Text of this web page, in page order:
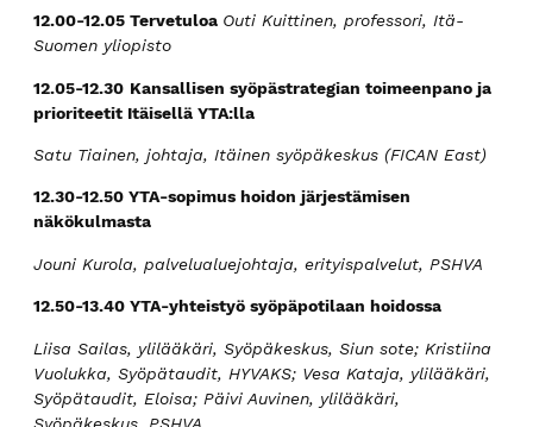
12.00-12.05 Tervetuloa Outi Kuittinen, professori, Itä-
Suomen yliopisto
12.05-12.30 Kansallisen syöpästrategian toimeenpano ja
prioriteetit Itäisellä YTA:lla
Satu Tiainen, johtaja, Itäinen syöpäkeskus (FICAN East)
12.30-12.50 YTA-sopimus hoidon järjestämisen
näkökulmasta
Jouni Kurola, palvelualuejohtaja, erityispalvelut, PSHVA
12.50-13.40 YTA-yhteistyö syöpäpotilaan hoidossa
Liisa Sailas, ylilääkäri, Syöpäkeskus, Siun sote; Kristiina
Vuolukka, Syöpätaudit, HYVAKS; Vesa Kataja, ylilääkäri,
Syöpätaudit, Eloisa; Päivi Auvinen, ylilääkäri,
Syöpäkeskus, PSHVA